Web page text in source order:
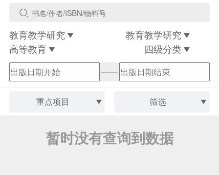
教育教学研究
教育教学研究
高等教育
四级分类
——
重点项目 筛选
暂时没有查询到数据